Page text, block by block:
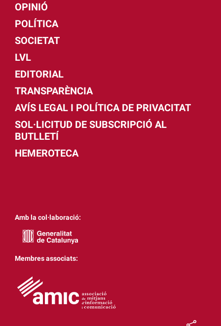
OPINIÓ
POLÍTICA
SOCIETAT
LVL
EDITORIAL
TRANSPARÈNCIA
AVÍS LEGAL I POLÍTICA DE PRIVACITAT
SOL·LICITUD DE SUBSCRIPCIÓ AL
BUTLLETÍ
HEMEROTECA
Amb la col·laboració:
Membres associats: